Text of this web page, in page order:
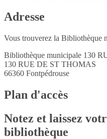
Adresse
Vous trouverez la Bibliothèque
Bibliothèque municipale 130
130 RUE DE ST THOMAS
66360 Fontpédrouse
Plan d'accès
Notez et laissez
bibliothèque